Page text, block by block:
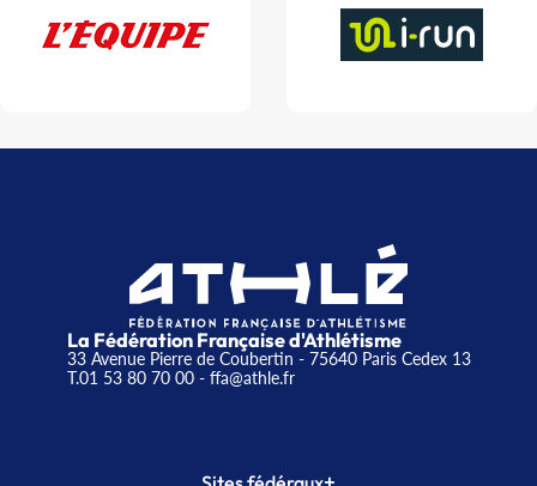
La Fédération Française d'Athlétisme
33 Avenue Pierre de Coubertin - 75640 Paris Cedex 13
T.01 53 80 70 00- ffa@athle.fr